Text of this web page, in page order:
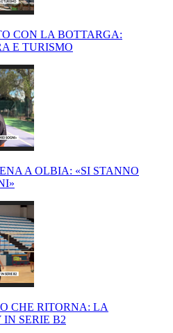
CON LA BOTTARGA:
E TURISMO
A OLBIA: «SI STANNO
CHE RITORNA: LA
SERIE B2